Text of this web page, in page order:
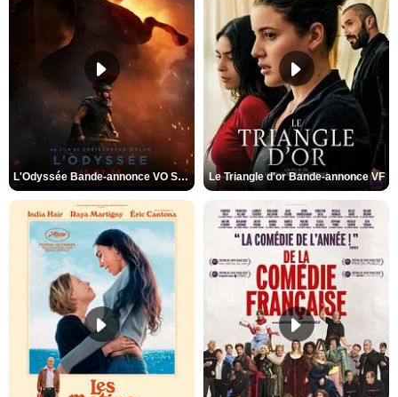
L'Odyssée Bande-annonce VO STFR Le Triangle d'or Bande-annonce VF